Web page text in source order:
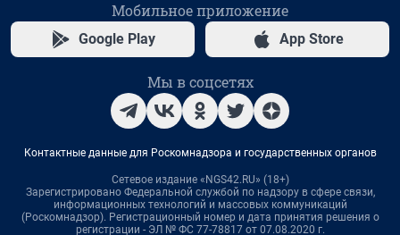
Мобильное приложение
Google Play App Store
Мы в соцсетях
Контактные данные для Роскомнадзора и государственных органов
Сетевое издание «NGS42.RU» (18+)
Зарегистрировано Федеральной службой по надзору в сфере связи,
информационных технологий и массовых коммуникаций
(Роскомнадзор). Регистрационный номер и дата принятия решения о
регистрации - ЭЛ № ФС 77-78817 от 07.08.2020 г.